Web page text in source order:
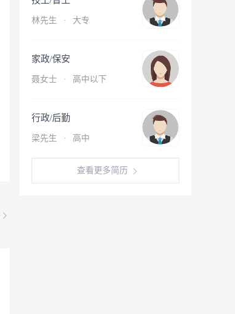
林先生 · 大专
家政/保安
聂女士 · 高中以下
行政/后勤
梁先生 · 高中
查看更多简历